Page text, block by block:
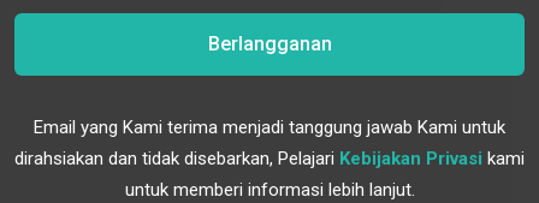
Berlangganan
Email yang Kami terima menjadi tanggung jawab Kami untuk
dirahsiakan dan tidak disebarkan, Pelajari Kebijakan Privasi kami
untuk memberi informasi lebih lanjut.